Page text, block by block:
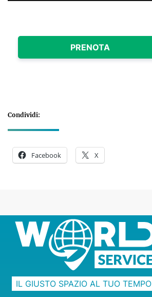
PRENOTA
Condividi:
Facebook X
IL GIUSTO SPAZIO AL TUO TEMPO